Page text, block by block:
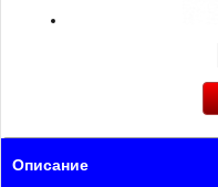
Описание